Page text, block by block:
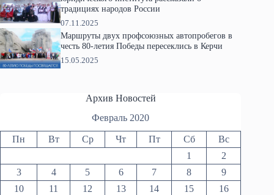
традициях народов России
07.11.2025
Маршруты двух профсоюзных автопробегов в
честь 80-летия Победы пересеклись в Керчи
15.05.2025
Архив Новостей
Февраль 2020
Пн Вт Ср Чт Пт Сб
Вс
1
2
3
4 5 6 7 8
9
10
11 12 13 14 15
16